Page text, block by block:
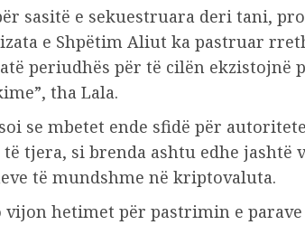
sasitë e sekuestruara deri tani,
e Shpëtim Aliut ka pastruar
periudhës për të cilën ekzistojnë
tha Lala.
se mbetet ende sfidë për
tjera, si brenda ashtu edhe jashtë
të mundshme në kriptovaluta.
vijon hetimet për pastrimin e